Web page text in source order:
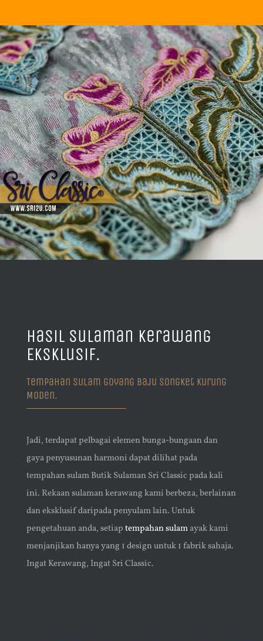
Hasil Sulaman Kerawang
Eksklusif.
Tempahan Sulam Goyang Baju Songket Kurung
Moden.
Jadi, terdapat pelbagai elemen bunga-bungaan dan
gaya penyusunan harmoni dapat dilihat pada
tempahan sulam Butik Sulaman Sri Classic pada kali
ini. Rekaan sulaman kerawang kami berbeza, berlainan
dan eksklusif daripada penyulam lain. Untuk
pengetahuan anda, setiaptempahan sulamayak kami
menjanjikan hanya yang 1 design untuk 1 fabrik sahaja.
Ingat Kerawang, Ingat Sri Classic.